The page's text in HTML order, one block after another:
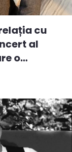
cu
al
o